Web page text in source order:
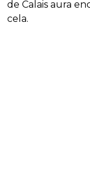
de Calais aura
cela.